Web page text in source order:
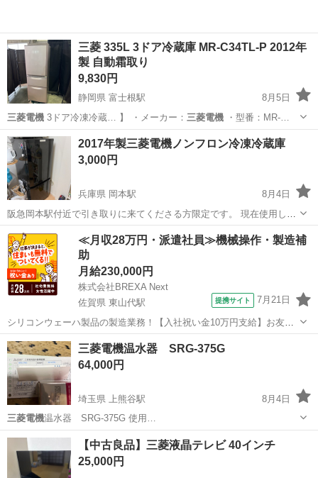
三菱 335L 3ドア冷蔵庫 MR-C34TL-P 2012年
製 自動霜取り
9,830円
静岡県 富士根駅
8月5日
三菱電機3ドア冷凍冷蔵… 】 ・メーカー： 三菱電機・型番：MR-…
静岡 富士宮市 富士根駅 その他
2017年製三菱電機ノンフロン冷凍冷蔵庫
3,000円
兵庫県 岡本駅
8月4日
阪急岡本駅付近で引き取りに来てくださる方限定です。 現在使用して
いるのですが、買い替えのため手放したく思っています。 よろしくお
願いいたします。
兵庫 神戸市 岡本駅 キッチン家電
≪月収28万円・派遣社員≫機械操作・製造補
助
月給230,000円
株式会社BREXA Next
佐賀県 東山代駅
提携サイト 7月21日
シリコンウェーハ製品の製造業務！【入社祝い金10万円支給】お友達
やカップルとの応募OK◎年間休日129日＆休出なしでプライベート充
実♪業務はクリーンルームで快適作業◎自社正社員登用制度あり★1食
300円～の格安食堂あり！《佐...
佐賀 伊万里市 東山代駅 その他
三菱電機温水器 SRG-375G
64,000円
埼玉県 上熊谷駅
8月4日
三菱電機
温水器 SRG-375G 使用…
埼玉 熊谷市 上熊谷駅 季節、空調家電
【中古良品】三菱液晶テレビ 40インチ
25,000円